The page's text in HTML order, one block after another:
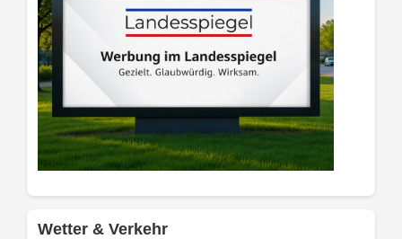
Wetter & Verkehr